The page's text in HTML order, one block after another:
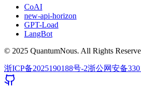
CoAI
new-api-horizon
GPT-Load
LangBot
© 2025 QuantumNous. All Rights
浙ICP备2025190188号-2浙公网安备